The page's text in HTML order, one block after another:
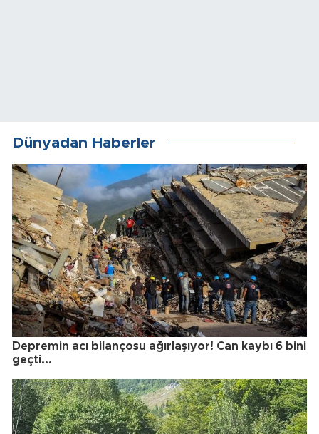
Dünyadan Haberler
Depremin acı bilançosu ağırlaşıyor! Can kaybı 6 bini
geçti...